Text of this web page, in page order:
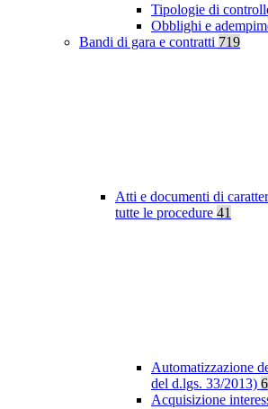
Tipologie di
Obblighi e
Bandi di gara e contratti 719
Atti e documenti di
tutte le procedure 41
Automatizzazione
del d.lgs. 33/2013) 6
Acquisizione